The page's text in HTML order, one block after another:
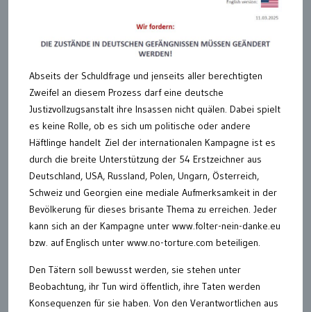
Abseits der Schuldfrage und jenseits aller berechtigten
Zweifel an diesem Prozess darf eine deutsche
Justizvollzugsanstalt ihre Insassen nicht quälen. Dabei spielt
es keine Rolle, ob es sich um politische oder andere
Häftlinge handelt Ziel der internationalen Kampagne ist es
durch die breite Unterstützung der 54 Erstzeichner aus
Deutschland, USA, Russland, Polen, Ungarn, Österreich,
Schweiz und Georgien eine mediale Aufmerksamkeit in der
Bevölkerung für dieses brisante Thema zu erreichen. Jeder
kann sich an der Kampagne unter www.folter-nein-danke.eu
bzw. auf Englisch unter www.no-torture.com beteiligen.
Den Tätern soll bewusst werden, sie stehen unter
Beobachtung, ihr Tun wird öffentlich, ihre Taten werden
Konsequenzen für sie haben. Von den Verantwortlichen aus